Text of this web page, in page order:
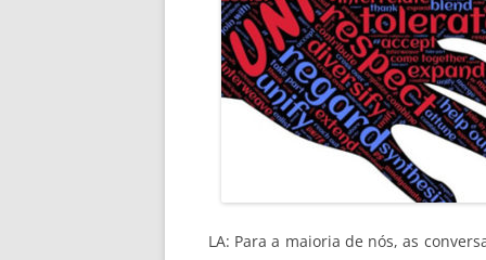
LA: Para a maioria de nós, as